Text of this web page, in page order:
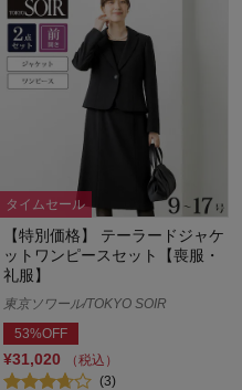
タイムセール
【特別価格】 テーラードジャケ
ットワンピースセット【喪服・
礼服】
東京ソワール/TOKYO SOIR
53%OFF
¥31,020
（税込）
(3)